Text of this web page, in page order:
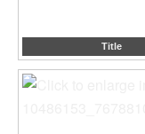
Title